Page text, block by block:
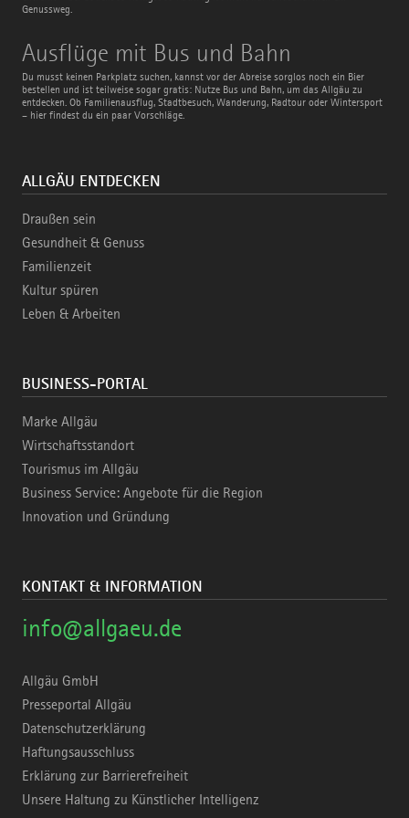
Genussweg.
Ausflüge mit Bus und Bahn
Du musst keinen Parkplatz suchen, kannst vor der Abreise sorglos noch ein Bier
bestellen und ist teilweise sogar gratis: Nutze Bus und Bahn, um das Allgäu zu
entdecken. Ob Familienausflug, Stadtbesuch, Wanderung, Radtour oder Wintersport
– hier findest du ein paar Vorschläge.
Ausflüge
mit
Bus
und
Bahn
ALLGÄU ENTDECKEN
Draußen sein
Gesundheit & Genuss
Familienzeit
Kultur spüren
Leben & Arbeiten
BUSINESS-PORTAL
Marke Allgäu
Wirtschaftsstandort
Tourismus im Allgäu
Business Service: Angebote für die Region
Innovation und Gründung
KONTAKT & INFORMATION
info@allgaeu.de
Allgäu GmbH
Presseportal Allgäu
Datenschutzerklärung
Haftungsausschluss
Erklärung zur Barrierefreiheit
Unsere Haltung zu Künstlicher Intelligenz